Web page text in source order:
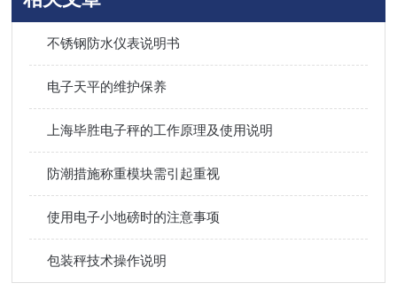
不锈钢防水仪表说明书
电子天平的维护保养
上海毕胜电子秤的工作原理及使用说明
防潮措施称重模块需引起重视
使用电子小地磅时的注意事项
包装秤技术操作说明